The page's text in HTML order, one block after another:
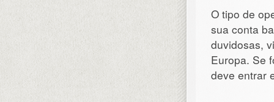
O tipo de
sua conta
duvidosas,
Europa. Se
deve entrar